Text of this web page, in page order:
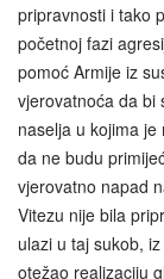
pripravnosti i tako
početnoj fazi
pomoć Armije iz
vjerovatnoća da bi
naselja u kojima
da ne budu
vjerovatno napad
Vitezu nije bila
ulazi u taj sukob,
otežao realizaciju